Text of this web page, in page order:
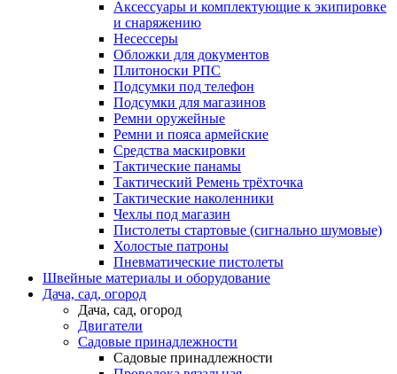
Аксессуары и комплектующие к экипировке
и снаряжению
Несессеры
Обложки для документов
Плитоноски РПС
Подсумки под телефон
Подсумки для магазинов
Ремни оружейные
Ремни и пояса армейские
Средства маскировки
Тактические панамы
Тактический Ремень трёхточка
Тактические наколенники
Чехлы под магазин
Пистолеты стартовые (сигнально шумовые)
Холостые патроны
Пневматические пистолеты
Швейные материалы и оборудование
Дача, сад, огород
Дача, сад, огород
Двигатели
Садовые принадлежности
Садовые принадлежности